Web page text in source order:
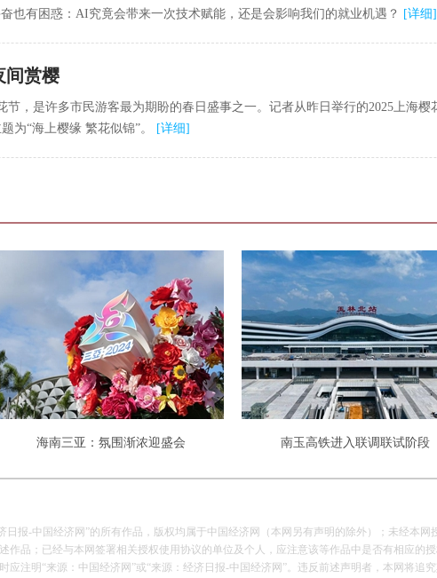
也有困惑：AI究竟会带来一次技术赋能，还是会影响我们的就业机遇？ [详细]
间赏樱
节，是许多市民游客最为期盼的春日盛事之一。记者从昨日举行的2025上海
为“海上樱缘 繁花似锦”。
[详细]
海南三亚：氛围渐浓迎盛会 南玉高铁进入联调联试阶段
日报-中国经济网”的所有作品，版权均属于中国经济网（本网另有声明的除外）；未经本网
品；已经与本网签署相关授权使用协议的单位及个人，应注意该等作品中是否有相应的授
注明“来源：中国经济网”或“来源：经济日报-中国经济网”。违反前述声明者，本网将追